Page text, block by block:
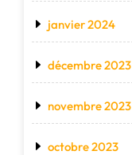
janvier 2024
décembre 2023
novembre 2023
octobre 2023